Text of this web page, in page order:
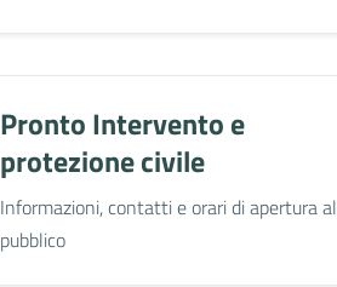
Pronto Intervento e
protezione civile
Informazioni, contatti e orari di apertura al
pubblico